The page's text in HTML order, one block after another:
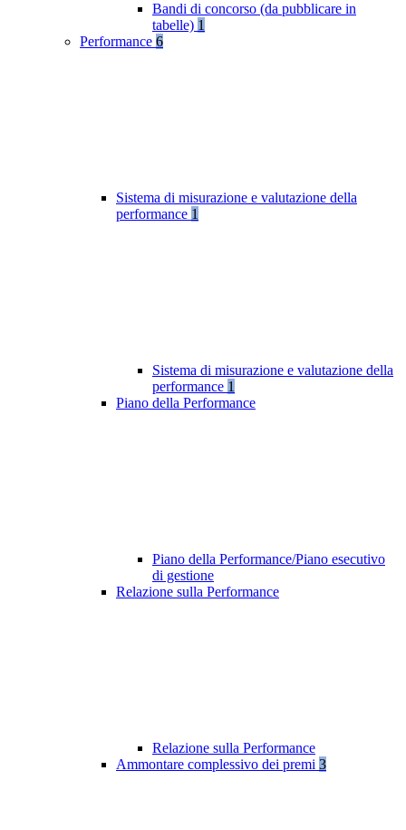
Bandi di concorso (da pubblicare in
tabelle) 1
Performance 6
Sistema di misurazione e valutazione della
performance 1
Sistema di misurazione e valutazione della
performance 1
Piano della Performance
Piano della Performance/Piano esecutivo
di gestione
Relazione sulla Performance
Relazione sulla Performance
Ammontare complessivo dei premi 3